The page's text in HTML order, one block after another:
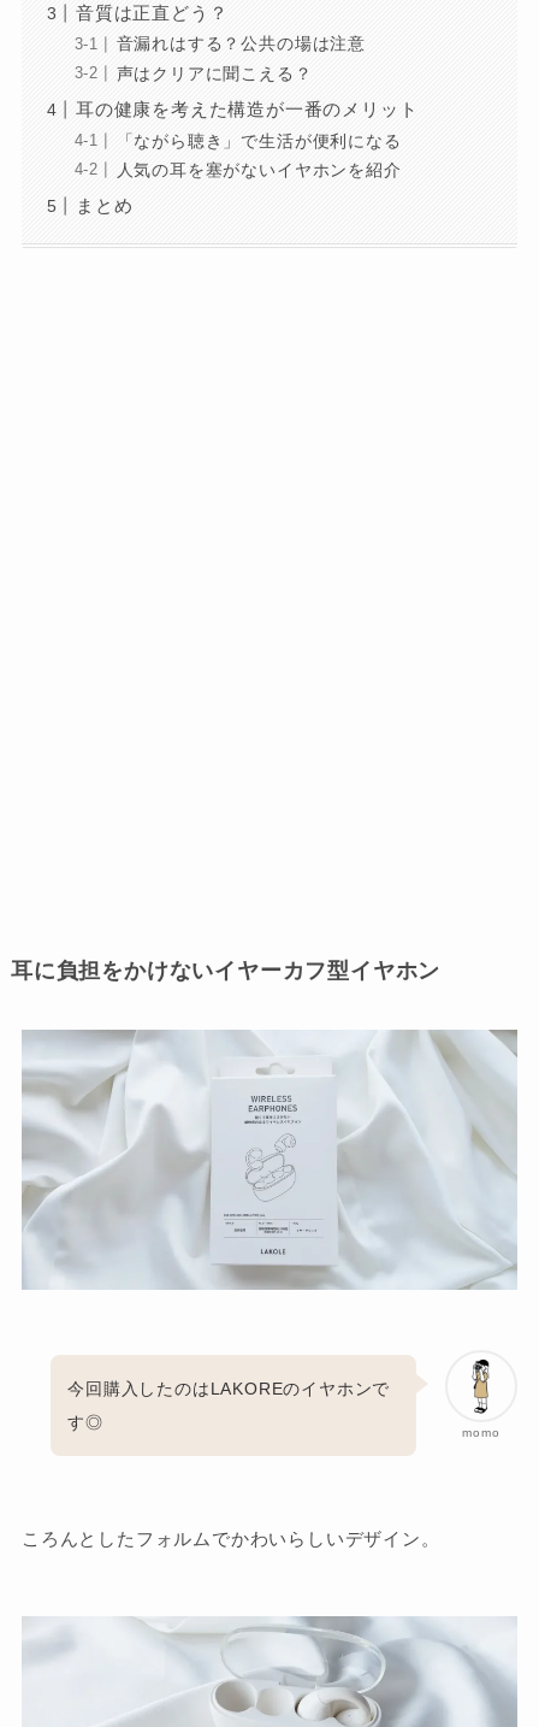
音質は正直どう？
音漏れはする？公共の場は注意
声はクリアに聞こえる？
耳の健康を考えた構造が一番のメリット
「ながら聴き」で生活が便利になる
人気の耳を塞がないイヤホンを紹介
まとめ
耳に負担をかけないイヤーカフ型イヤホン
momo
今回購入したのはLAKOREのイヤホンで
す◎
ころんとしたフォルムでかわいらしいデザイン。